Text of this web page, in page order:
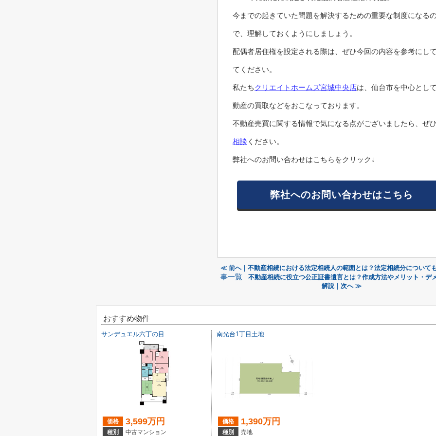
今までの起きていた問題を解決するための重要な制度になる
で、理解しておくようにしましょう。
配偶者居住権を設定される際は、ぜひ今回の内容を参考にし
てください。
私たち クリエイトホームズ宮城中央店は、仙台市を中心とし
動産の買取などをおこなっております。
不動産売買に関する情報で気になる点がございましたら、ぜひ
相談 ください。
弊社へのお問い合わせはこちらをクリック↓
弊社へのお問い合わせはこちら
≪ 前へ｜不動産相続における法定相続人の範囲とは？法定相続分について
事一覧
不動産相続に役立つ公正証書遺言とは？作成方法やメリット・デ
解説｜次へ ≫
おすすめ物件
サンデュエル六丁の目
価格 3,599万円
種別 中古マンション
南光台1丁目土地
価格 1,390万円
種別 売地